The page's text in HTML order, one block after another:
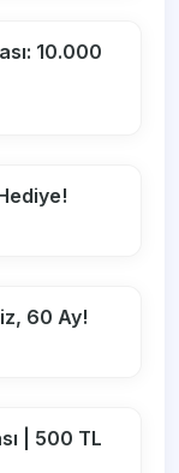
10.000
60 Ay!
| 500 TL